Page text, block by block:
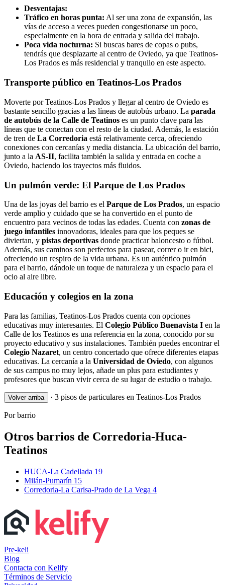
Desventajas:
Tráfico en horas punta: Al ser una zona de expansión, las
vías de acceso a veces pueden congestionarse un poco,
especialmente en la hora de entrada y salida del trabajo.
Poca vida nocturna: Si buscas bares de copas o pubs,
tendrás que desplazarte al centro de Oviedo, ya que Teatinos-
Los Prados es más residencial y tranquilo en este aspecto.
Transporte público en Teatinos-Los Prados
Moverte por Teatinos-Los Prados y llegar al centro de Oviedo es
bastante sencillo gracias a las líneas de autobús urbano. La parada
de autobús de la Calle de Teatinos es un punto clave para las
líneas que te conectan con el resto de la ciudad. Además, la estación
de tren de La Corredoria está relativamente cerca, ofreciendo
conexiones con cercanías y media distancia. La ubicación del barrio,
junto a la AS-II, facilita también la salida y entrada en coche a
Oviedo, haciendo los trayectos más fluidos.
Un pulmón verde: El Parque de Los Prados
Una de las joyas del barrio es el Parque de Los Prados, un espacio
verde amplio y cuidado que se ha convertido en el punto de
encuentro para vecinos de todas las edades. Cuenta con zonas de
juego infantiles innovadoras, ideales para que los peques se
diviertan, y pistas deportivas donde practicar baloncesto o fútbol.
Además, sus caminos son perfectos para pasear, correr o ir en bici,
ofreciendo un respiro de la vida urbana. Es un auténtico pulmón
para el barrio, dándole un toque de naturaleza y un espacio para el
ocio al aire libre.
Educación y colegios en la zona
Para las familias, Teatinos-Los Prados cuenta con opciones
educativas muy interesantes. El Colegio Público Buenavista I en la
Calle de los Teatinos es una referencia en la zona, conocido por su
proyecto educativo y sus instalaciones. También puedes encontrar el
Colegio Nazaret, un centro concertado que ofrece diferentes etapas
educativas. La cercanía a la Universidad de Oviedo, con algunos
de sus campus no muy lejos, añade un plus para estudiantes y
profesores que buscan vivir cerca de su lugar de estudio o trabajo.
Volver arriba · 3 pisos de particulares en Teatinos-Los Prados
Por barrio
Otros barrios de Corredoria-Huca-
Teatinos
HUCA-La Cadellada 19
Milán-Pumarín 15
Corredoria-La Carisa-Prado de La Vega 4
Pre-keli
Blog
Contacta con Kelify
Términos de Servicio